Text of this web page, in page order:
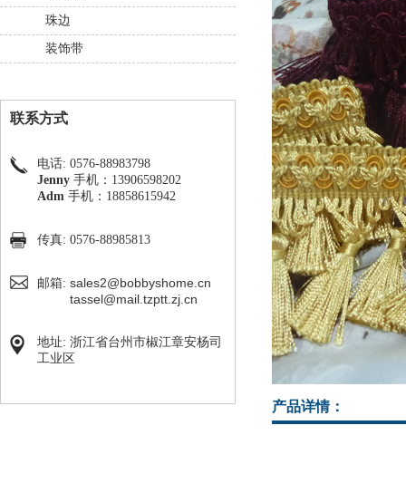
珠边
装饰带
联系方式
电话: 0576-88983798
Jenny 手机：13906598202
Adm 手机：18858615942
传真: 0576-88985813
邮箱: sales2@bobbyshome.cn
tassel@mail.tzptt.zj.cn
地址: 浙江省台州市椒江章安杨司
工业区
产品详情：